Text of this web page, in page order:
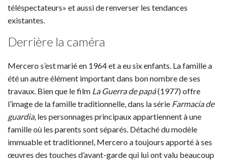
téléspectateurs» et aussi de renverser les tendances
existantes.
Derrière la caméra
Mercero s’est marié en 1964 et a eu six enfants. La famille a
été un autre élément important dans bon nombre de ses
travaux. Bien que le film La Guerra de papá(1977) offre
l’image de la famille traditionnelle, dans la série Farmacia de
guardia, les personnages principaux appartiennent à une
famille où les parents sont séparés. Détaché du modèle
immuable et traditionnel, Mercero a toujours apporté à ses
œuvres des touches d’avant-garde qui lui ont valu beaucoup